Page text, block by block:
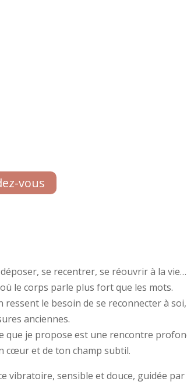
vous
se recentrer, se réouvrir à la vie…
le corps parle plus fort que les mots.
ressent le besoin de se reconnecter à
anciennes.
que je propose est une rencontre
cœur et de ton champ subtil.
vibratoire, sensible et douce, guidée